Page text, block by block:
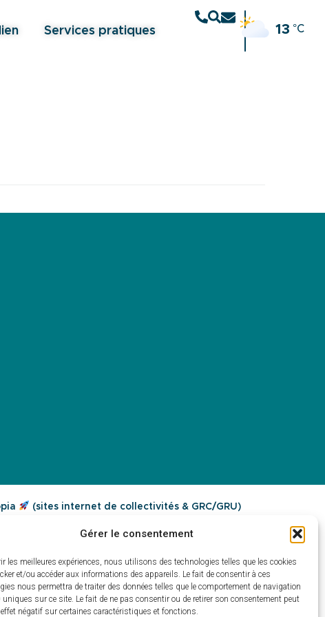
Gérer le consentement
les meilleures expériences, nous utilisons des technologies telles que les cookies
et/ou accéder aux informations des appareils. Le fait de consentir à ces
nous permettra de traiter des données telles que le comportement de navigation
uniques sur ce site. Le fait de ne pas consentir ou de retirer son consentement peut
négatif sur certaines caractéristiques et fonctions.
Services pratiques 13 °C
(sites internet de collectivités & GRC/GRU)